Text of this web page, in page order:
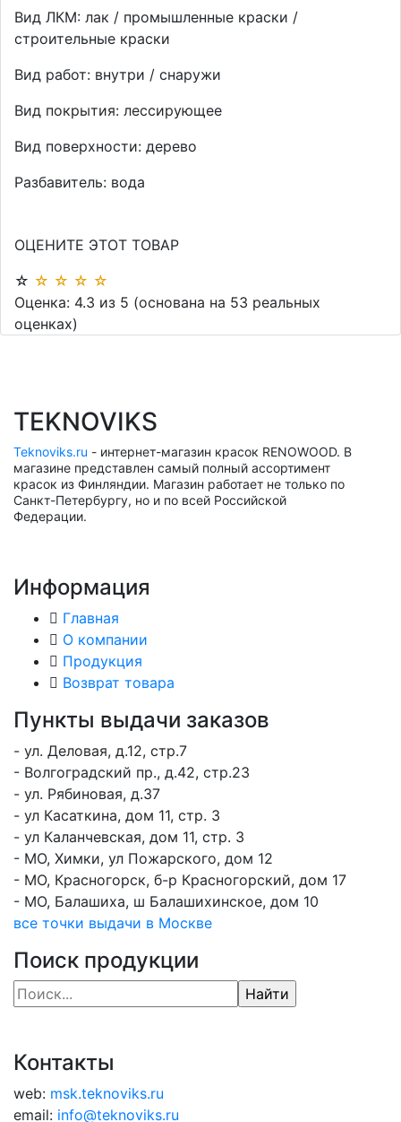
Вид ЛКМ: лак / промышленные краски /
строительные краски
Вид работ: внутри / снаружи
Вид покрытия: лессирующее
Вид поверхности: дерево
Разбавитель: вода
ОЦЕНИТЕ ЭТОТ ТОВАР
☆ ☆ ☆ ☆ ☆
Оценка: 4.3 из 5 (основана на 53 реальных
оценках)
TEKNOVIKS
Teknoviks.ru - интернет-магазин красок RENOWOOD. В
магазине представлен самый полный ассортимент
красок из Финляндии. Магазин работает не только по
Санкт-Петербургу, но и по всей Российской
Федерации.
Информация
Главная
О компании
Продукция
Возврат товара
Пункты выдачи заказов
- ул. Деловая, д.12, стр.7
- Волгоградский пр., д.42, стр.23
- ул. Рябиновая, д.37
- ул Касаткина, дом 11, стр. 3
- ул Каланчевская, дом 11, стр. 3
- МО, Химки, ул Пожарского, дом 12
- МО, Красногорск, б-р Красногорский, дом 17
- МО, Балашиха, ш Балашихинское, дом 10
все точки выдачи в Москве
Поиск продукции
Контакты
web: msk.teknoviks.ru
email: info@teknoviks.ru